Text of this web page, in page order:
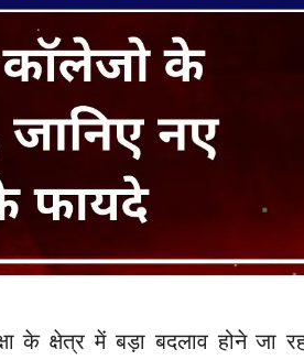
के क्षेत्र में बड़ा बदलाव होने जा